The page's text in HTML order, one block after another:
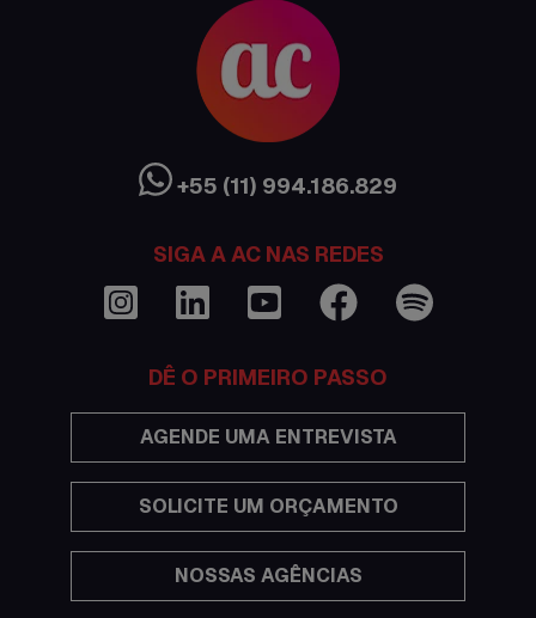
Curso de inglês no exterior
Documentações e visto
Economia
Estudar no exterior
Eventos
Histórias de intercâmbio
Imigração Austrália
Informações gerais
+55 (11) 994.186.829
SIGA A AC NAS REDES
DÊ O PRIMEIRO PASSO
AGENDE UMA ENTREVISTA
SOLICITE UM ORÇAMENTO
NOSSAS AGÊNCIAS